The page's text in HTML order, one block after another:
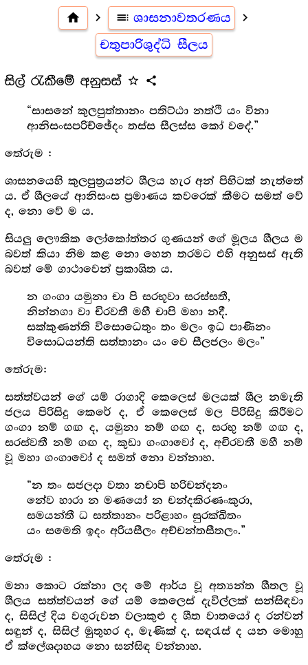
home navigate_next toc ශාසනාවතරණය navigate_next
චතුපාරිශුද්ධි සීලය
සිල් රැකීමේ අනුසස් star_outline share
“සාසනේ කුලපුත්තානං පතිට්ඨා නත්ථි යං විනා
ආනිසංසපරිච්ඡේදං තස්ස සීලස්ස කෝ වදේ.”
තේරුම :
ශාසනයෙහි කුලපුත්‍ර‍යන්ට ශීලය හැර අන් පිහිටක් නැත්තේ
ය. ඒ ශීලයේ ආනිසංස ප්‍ර‍මාණය කවරෙක් කීමට සමත් වේ
ද, නො වේ ම ය.
සියලු ලෞකික ලෝකෝත්තර ගුණයන් ගේ මූලය ශීලය ම
බවත් කියා නිම කළ නො හෙන තරමට එහි අනුසස් ඇති
බවත් මේ ගාථාවෙන් ප්‍ර‍කාශිත ය.
න ගංගා යමුනා චා පි සරභූවා සරස්සතී,
නින්නගා වා චිරවතී මහී චාපි මහා නදී.
සක්කුණන්ති විසොධෙතුං තං මලං ඉධ පාණිනං
විසොධයන්ති සත්තානං යං වෙ සීලජලං මලං”
තේරුම:
සත්ත්වයන් ගේ යම් රාගාදි කෙලෙස් මලයක් ශීල නමැති
ජලය පිරිසිදු කෙරේ ද, ඒ කෙලෙස් මල පිරිසිදු කිරීමට
ගංගා නම් ගඟ ද, යමුනා නම් ගඟ ද, සරභු නම් ගඟ ද,
සරස්වතී නම් ගඟ ද, කුඩා ගංගාවෝ ද, අචිරවතී මහී නම්
වූ මහා ගංගාවෝ ද සමත් නො වන්නාහ.
“න තං සජලදා වතා නචාපි හරිචන්දනං
නේව හාරා න මණයෝ න චන්දකිරණංකුරා,
සමයන්තී ධ සත්තානං පරිළාහං සුරක්ඛිතං
යං සමෙති ඉදං අරියසීලං අච්චන්තසීතලං.”
තේරුම :
මනා කොට රක්නා ලද මේ ආර්ය වූ අත්‍යන්ත ශීතල වූ
ශීලය සත්ත්වයන් ගේ යම් කෙලෙස් දැවිල්ලක් සන්සිඳවා
ද, සිසිල් දිය වගුරුවන වලාකුළු ද ශීත වාතයෝ ද රන්වන්
සඳුන් ද, සිසිල් මුතුහර ද, මැණික් ද, සඳරැස් ද යන මොහු
ඒ ක්ලේශදාහය නො සන්සිඳ වන්නාහ.